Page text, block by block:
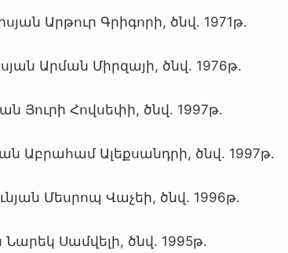
Արթուր Գրիգորի, ծնվ. 1971թ.
Արման Միրզայի, ծնվ. 1976թ.
Յուրի Հովսեփի, ծնվ. 1997թ.
Աբրահամ Ալեքսանդրի, ծնվ. 1997թ.
Մեսրոպ Վաչեի, ծնվ. 1996թ.
Սամվելի, ծնվ. 1995թ.